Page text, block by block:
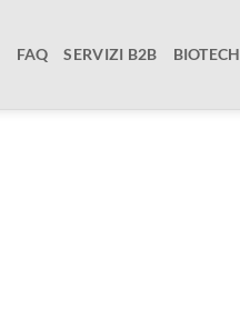
FAQ SERVIZI B2B BIOTECH